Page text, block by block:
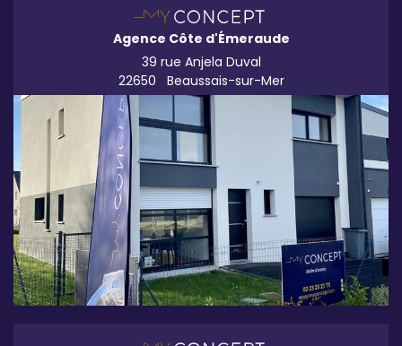
Agence Côte d'Émeraude
39 rue Anjela Duval
22650
Beaussais-sur-Mer